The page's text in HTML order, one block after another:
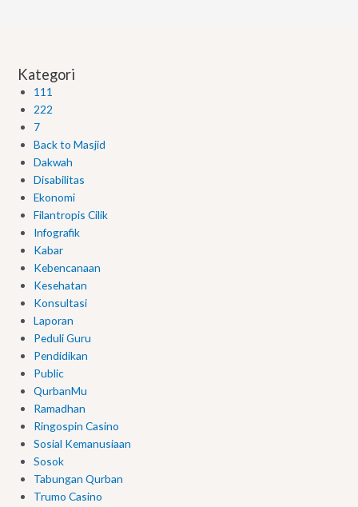
Kategori
111
222
7
Back to Masjid
Dakwah
Disabilitas
Ekonomi
Filantropis Cilik
Infografik
Kabar
Kebencanaan
Kesehatan
Konsultasi
Laporan
Peduli Guru
Pendidikan
Public
QurbanMu
Ramadhan
Ringospin Casino
Sosial Kemanusiaan
Sosok
Tabungan Qurban
Trumo Casino